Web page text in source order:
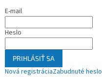
E-mail
Heslo
PRIHLÁSIŤ SA
Nová registráciaZabudnuté heslo